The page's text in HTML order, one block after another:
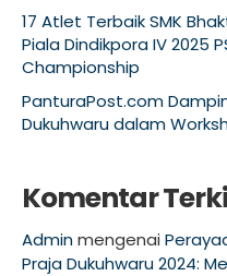
17 Atlet Terbaik SMK
Piala Dindikpora IV 2025
Championship
PanturaPost.com
Dukuhwaru dalam
Komentar
Adminmengenai
Praja Dukuhwaru 2024: